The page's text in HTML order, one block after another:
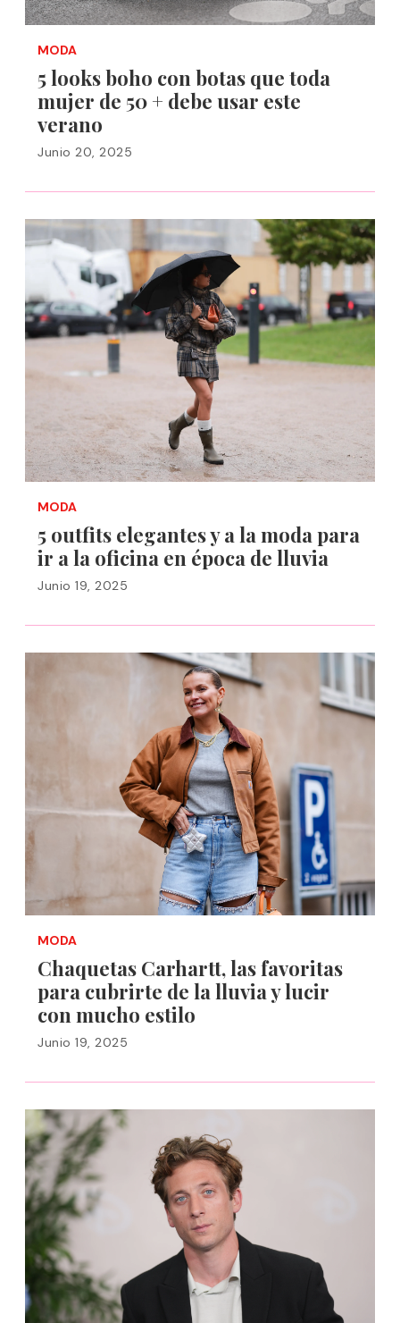
MODA
5 looks boho con botas que toda
mujer de 50 + debe usar este
verano
Junio 20, 2025
MODA
5 outfits elegantes y a la moda para
ir a la oficina en época de lluvia
Junio 19, 2025
MODA
Chaquetas Carhartt, las favoritas
para cubrirte de la lluvia y lucir
con mucho estilo
Junio 19, 2025